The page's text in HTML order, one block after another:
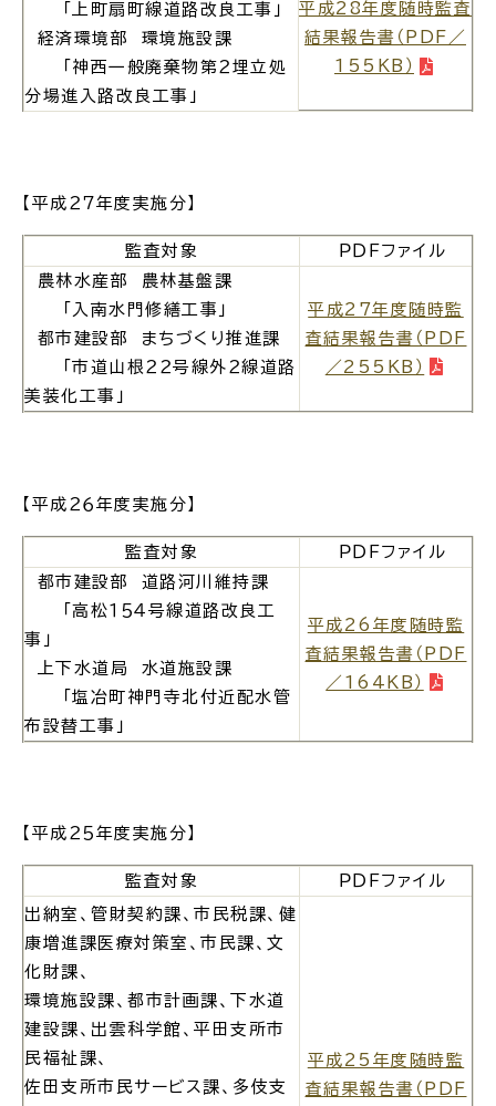
電子申請・ 手続きガ
イド
防災情報サイト
出雲新話2030
市役所へのアクセス
サイトマップ
「上町扇町線道路改良工事」
経済環境部 環境施設課
「神西一般廃棄物第２埋立処
分場進入路改良工事」
平成28年度随時監査
結果報告書（PDF／
155KB）
【平成２７年度実施分】
監査対象
ＰＤＦファイル
農林水産部 農林基盤課
「入南水門修繕工事」
都市建設部 まちづくり推進課
「市道山根２２号線外２線道路
美装化工事」
平成27年度随時監
査結果報告書（PDF
／255KB）
【平成２６年度実施分】
監査対象
ＰＤＦファイル
都市建設部 道路河川維持課
「高松１５４号線道路改良工
事」
上下水道局 水道施設課
「塩冶町神門寺北付近配水管
布設替工事」
平成26年度随時監
査結果報告書（PDF
／164KB）
【平成２５年度実施分】
監査対象
ＰＤＦファイル
出納室、管財契約課、市民税課、健
康増進課医療対策室、市民課、文
化財課、
環境施設課、都市計画課、下水道
建設課、出雲科学館、平田支所市
民福祉課、
佐田支所市民サービス課、多伎支
平成25年度随時監
査結果報告書（PDF